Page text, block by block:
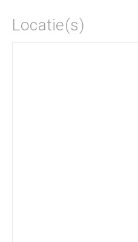
Locatie(s)